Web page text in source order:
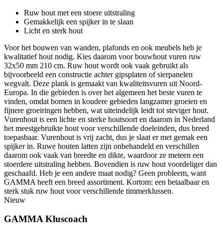
Ruw hout met een stoere uitstraling
Gemakkelijk een spijker in te slaan
Licht en sterk hout
Voor het bouwen van wanden, plafonds en ook meubels heb je
kwalitatief hout nodig. Kies daarom voor bouwhout vuren ruw
32x50 mm 210 cm. Ruw hout wordt ook vaak gebruikt als
bijvoorbeeld een constructie achter gipsplaten of sierpanelen
wegvalt. Deze plank is gemaakt van kwaliteitsvuren uit Noord-
Europa. In die gebieden is over het algemeen het beste vuren te
vinden, omdat bomen in koudere gebieden langzamer groeien en
fijnere groeiringen hebben, wat uiteindelijk leidt tot steviger hout.
Vurenhout is een lichte en sterke houtsoort en daarom in Nederland
het meestgebruikte hout voor verschillende doeleinden, dus breed
toepasbaar. Vurenhout is vrij zacht, dus je slaat er met gemak een
spijker in. Ruwe houten latten zijn onbehandeld en verschillen
daarom ook vaak van breedte en dikte, waardoor ze meteen een
stoerdere uitstraling hebben. Bovendien is ruw hout voordeliger dan
geschaafd. Heb je een andere maat nodig? Geen probleem, want
GAMMA heeft een breed assortiment. Kortom: een betaalbaar en
sterk stuk ruw hout voor verschillende timmerklussen.
Nieuw
GAMMA Kluscoach